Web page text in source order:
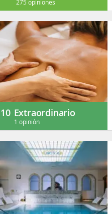
275 opiniones
10 Extraordinario
1 opinión